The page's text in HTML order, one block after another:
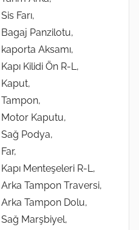
Farı,
Panzilotu,
Aksamı,
Kilidi Ön R-L,
Motor Kaputu,
Podya,
Menteşeleri R-L,
Tampon Traversi,
Tampon Dolu,
Marşbiyel,